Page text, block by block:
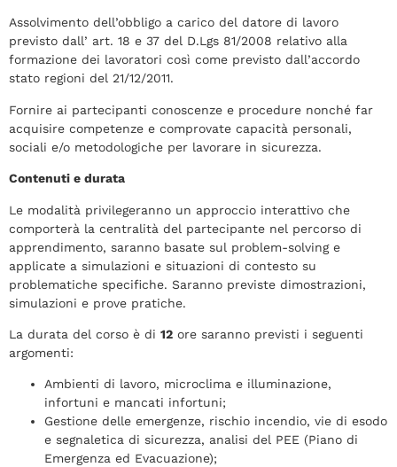
Assolvimento dell’obbligo a carico del datore di lavoro
previsto dall’ art. 18 e 37 del D.Lgs 81/2008 relativo alla
formazione dei lavoratori così come previsto dall’accordo
stato regioni del 21/12/2011.
Fornire ai partecipanti conoscenze e procedure nonché far
acquisire competenze e comprovate capacità personali,
sociali e/o metodologiche per lavorare in sicurezza.
Contenuti e durata
Le modalità privilegeranno un approccio interattivo che
comporterà la centralità del partecipante nel percorso di
apprendimento, saranno basate sul problem-solving e
applicate a simulazioni e situazioni di contesto su
problematiche specifiche. Saranno previste dimostrazioni,
simulazioni e prove pratiche.
La durata del corso è di 12 ore saranno previsti i seguenti
argomenti:
Ambienti di lavoro, microclima e illuminazione,
infortuni e mancati infortuni;
Gestione delle emergenze, rischio incendio, vie di esodo
e segnaletica di sicurezza, analisi del PEE (Piano di
Emergenza ed Evacuazione);